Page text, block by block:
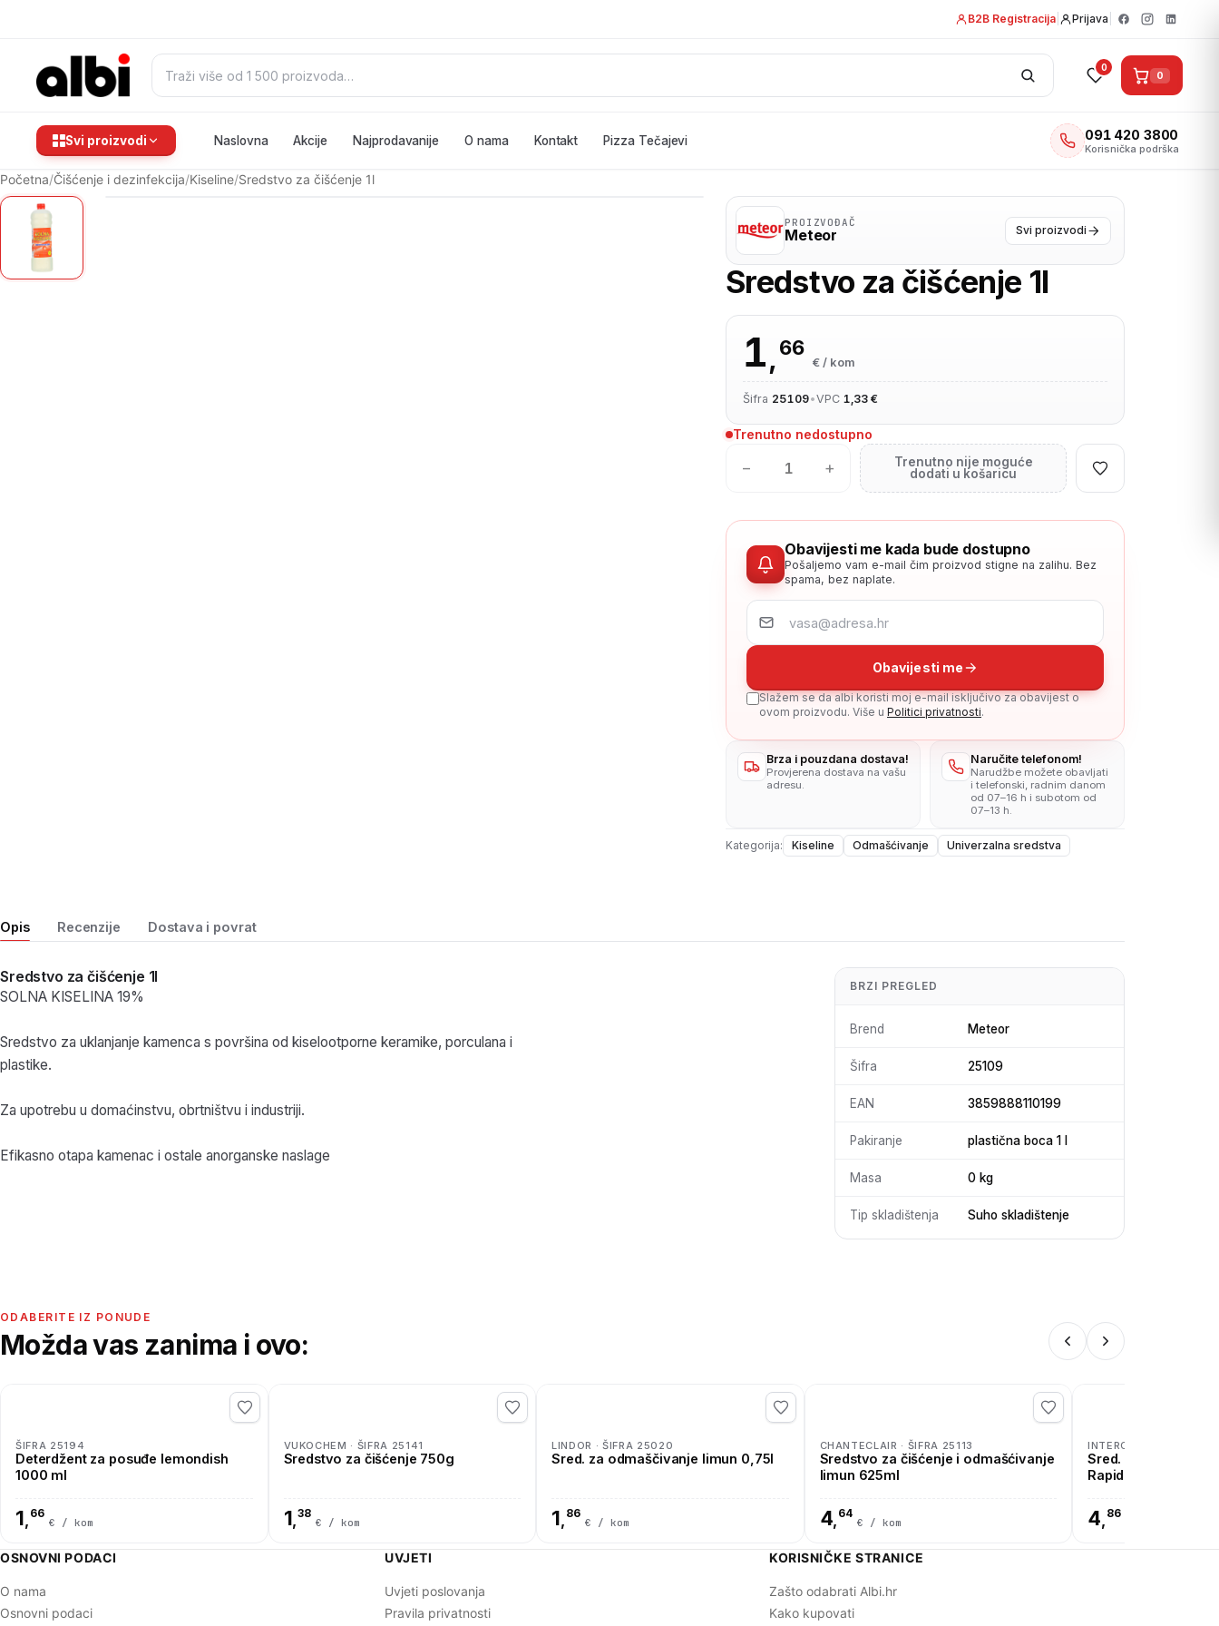
B2B Registracija Prijava
Pretraži: 0
0
Svi proizvodi Naslovna Akcije Najprodavanije O nama Kontakt Pizza Tečajevi 091 420 3800
Korisnička podrška
Početna/Čišćenje i dezinfekcija/Kiseline/Sredstvo za čišćenje 1l
PROIZVOĐAČ
Meteor Svi proizvodi
Sredstvo za čišćenje 1l
1,66
€ / kom
Šifra 25109•VPC 1,33 €
Trenutno nedostupno
− +
Trenutno nije moguće
dodati u košaricu
Obavijesti me kada bude dostupno
Pošaljemo vam e-mail čim proizvod stigne na zalihu. Bez
spama, bez naplate.
Obavijesti me
Slažem se da albi koristi moj e-mail isključivo za obavijest o
ovom proizvodu. Više u Politici privatnosti.
Brza i pouzdana dostava!
Provjerena dostava na vašu
adresu.
Naručite telefonom!
Narudžbe možete obavljati
i telefonski, radnim danom
od 07–16 h i subotom od
07–13 h.
Kategorija: Kiseline Odmašćivanje Univerzalna sredstva
Opis Recenzije Dostava i povrat
Sredstvo za čišćenje 1l
SOLNA KISELINA 19%
Sredstvo za uklanjanje kamenca s površina od kiselootporne keramike, porculana i
plastike.
Za upotrebu u domaćinstvu, obrtništvu i industriji.
Efikasno otapa kamenac i ostale anorganske naslage
BRZI PREGLED
Brend Meteor
Šifra 25109
EAN 3859888110199
Pakiranje plastična boca 1 l
Masa 0 kg
Tip skladištenja Suho skladištenje
ODABERITE IZ PONUDE
Možda vas zanima i ovo:
ŠIFRA 25194
Deterdžent za posuđe lemondish
1000 ml
1, 66
€ / kom
VUKOCHEM · ŠIFRA 25141
Sredstvo za čišćenje 750g
1,38
€ / kom
LINDOR · ŠIFRA 25020
Sred. za odmaščivanje limun 0,75l
1, 86
€ / kom
CHANTECLAIR · ŠIFRA 25113
Sredstvo za čišćenje i odmašćivanje
limun 625ml
4, 64
€ / kom
INTERCHEM · ŠIFRA
Sred. za
Rapido 0,75l
4, 86
OSNOVNI PODACI
O nama
Osnovni podaci
UVJETI
Uvjeti poslovanja
Pravila privatnosti
KORISNIČKE STRANICE
Zašto odabrati Albi.hr
Kako kupovati